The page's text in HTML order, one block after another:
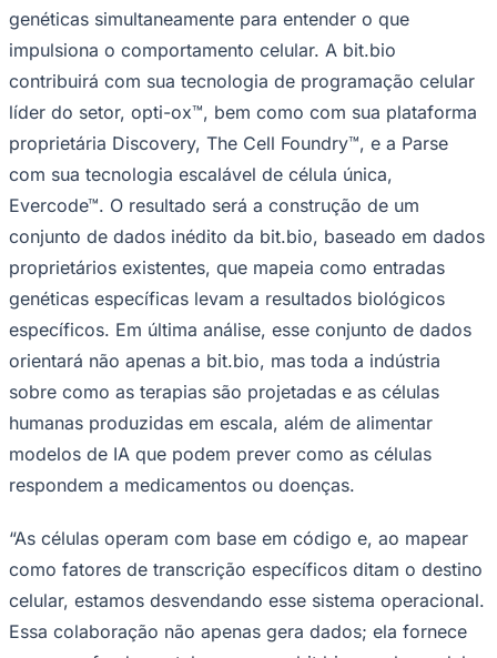
Sul-Americana
Copa América
Champions League
Premier League
La Liga
Bundesliga
Mundial 2026
Times - Ir direto
genéticas simultaneamente para entender o que
impulsiona o comportamento celular. A bit.bio
contribuirá com sua tecnologia de programação celular
líder do setor, opti-ox™, bem como com sua plataforma
proprietária Discovery, The Cell Foundry™, e a Parse
com sua tecnologia escalável de célula única,
Evercode™. O resultado será a construção de um
conjunto de dados inédito da bit.bio, baseado em dados
proprietários existentes, que mapeia como entradas
genéticas específicas levam a resultados biológicos
específicos. Em última análise, esse conjunto de dados
orientará não apenas a bit.bio, mas toda a indústria
sobre como as terapias são projetadas e as células
humanas produzidas em escala, além de alimentar
modelos de IA que podem prever como as células
respondem a medicamentos ou doenças.
“As células operam com base em código e, ao mapear
como fatores de transcrição específicos ditam o destino
celular, estamos desvendando esse sistema operacional.
Essa colaboração não apenas gera dados; ela fornece